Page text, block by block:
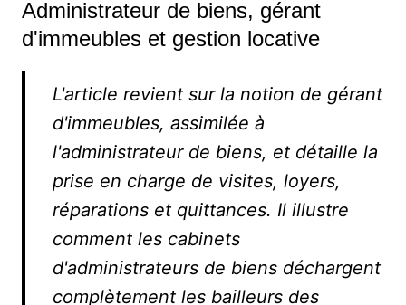
Administrateur de biens, gérant
d'immeubles et gestion locative
L'article revient sur la notion de gérant
d'immeubles, assimilée à
l'administrateur de biens, et détaille la
prise en charge de visites, loyers,
réparations et quittances. Il illustre
comment les cabinets
d'administrateurs de biens déchargent
complètement les bailleurs des